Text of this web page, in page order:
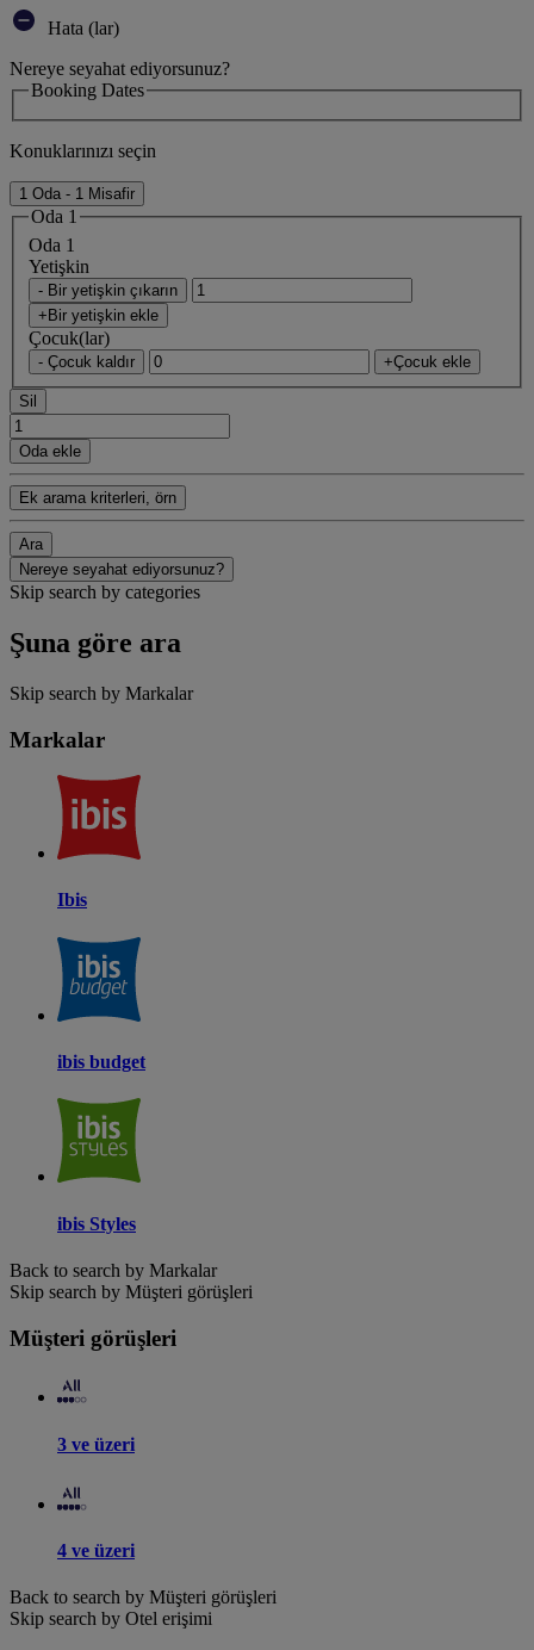
Hata (lar)
Nereye seyahat ediyorsunuz?
Booking Dates
Konuklarınızı seçin
1 Oda - 1 Misafir
Oda 1
Oda 1
Yetişkin
- Bir yetişkin çıkarın
+Bir yetişkin ekle
Çocuk(lar)
- Çocuk kaldır +Çocuk ekle
Sil
Oda ekle
Ek arama kriterleri, örn
Ara
Nereye seyahat ediyorsunuz?
Skip search by categories
Şuna göre ara
Skip search by Markalar
Markalar
Ibis
ibis budget
ibis Styles
Back to search by Markalar
Skip search by Müşteri görüşleri
Müşteri görüşleri
3 ve üzeri
4 ve üzeri
Back to search by Müşteri görüşleri
Skip search by Otel erişimi